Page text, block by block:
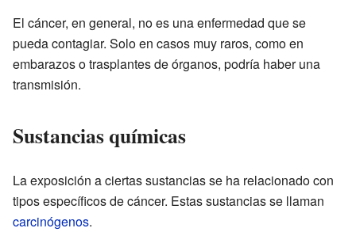
El cáncer, en general, no es una enfermedad que se
pueda contagiar. Solo en casos muy raros, como en
embarazos o trasplantes de órganos, podría haber una
transmisión.
Sustancias químicas
La exposición a ciertas sustancias se ha relacionado con
tipos específicos de cáncer. Estas sustancias se llaman
carcinógenos.